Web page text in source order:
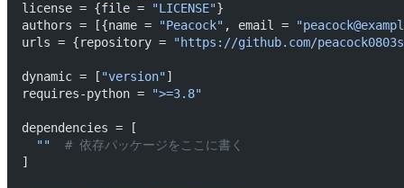
license = {file =
"LICENSE"}
authors = [{name =
"Peacock" , email = "
urls = {repository =
"https://github.com/
dynamic = [ "version"]
requires-python =
">=3.8"
dependencies = [
  ""
  # 依存パッケージをここに書く
]